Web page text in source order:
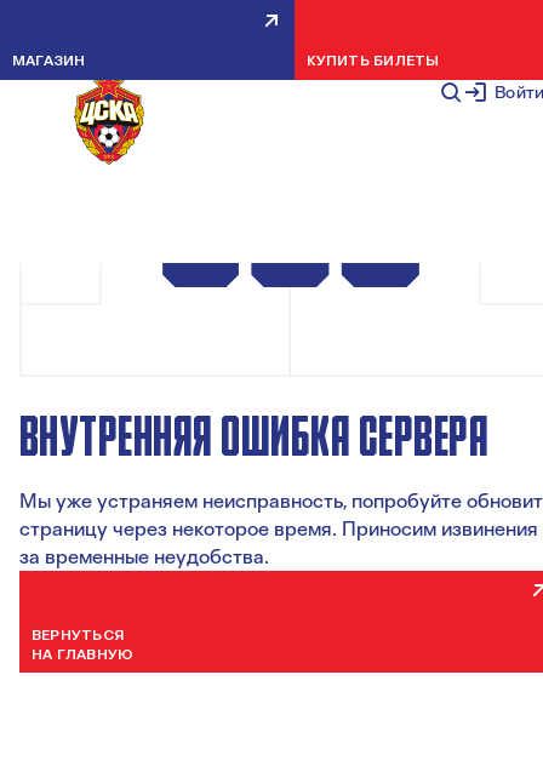
Войти
МАГАЗИН КУПИТЬ БИЛЕТЫ
ВНУТРЕННЯЯ ОШИБКА СЕРВЕРА
Мы уже устраняем неисправность, попробуйте
страницу через некоторое время. Приносим извинения
за временные неудобства.
ВЕРНУТЬСЯ
НА ГЛАВНУЮ